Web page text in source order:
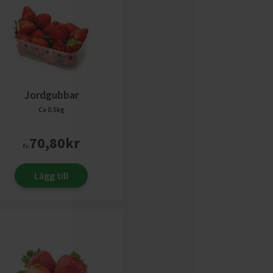
Jordgubbar
Ca 0.5kg
fr.70,80kr
Lägg till